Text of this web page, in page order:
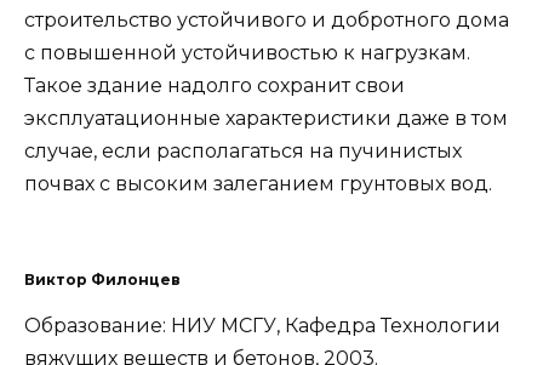
строительство устойчивого и добротного дома
с повышенной устойчивостью к нагрузкам.
Такое здание надолго сохранит свои
эксплуатационные характеристики даже в том
случае, если располагаться на пучинистых
почвах с высоким залеганием грунтовых вод.
Виктор Филонцев
Образование: НИУ МСГУ, Кафедра Технологии
вяжущих веществ и бетонов, 2003.